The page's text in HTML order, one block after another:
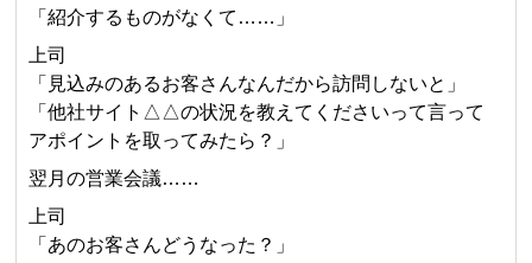
「紹介するものがなくて……」
上司
「見込みのあるお客さんなんだから訪問しないと」
「他社サイト△△の状況を教えてくださいって言って
アポイントを取ってみたら？」
翌月の営業会議……
上司
「あのお客さんどうなった？」